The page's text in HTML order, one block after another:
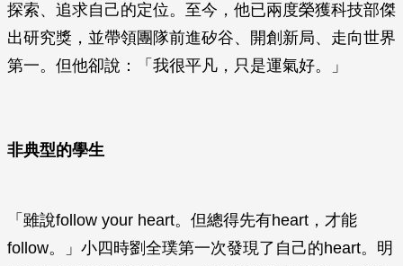
探索、追求自己的定位。至今，他已兩度榮獲科技部傑
出研究獎，並帶領團隊前進矽谷、開創新局、走向世界
第一。但他卻說：「我很平凡，只是運氣好。」
非典型的學生
「雖說follow your heart。但總得先有heart，才能
follow。」小四時劉全璞第一次發現了自己的heart。明